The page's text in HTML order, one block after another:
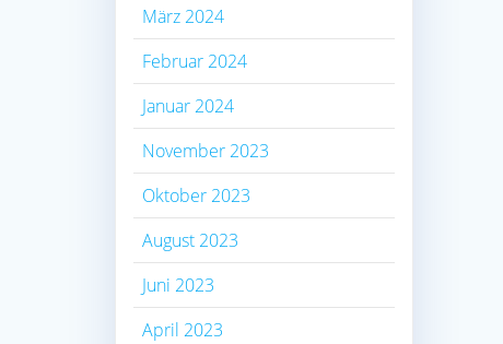
März 2024
Februar 2024
Januar 2024
November 2023
Oktober 2023
August 2023
Juni 2023
April 2023